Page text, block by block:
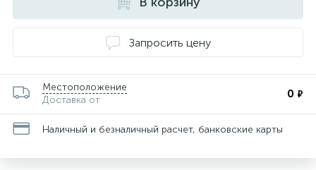
Запросить цену
Местоположение
Доставка от
0 ₽
Наличный и безналичный расчет, банковские карты